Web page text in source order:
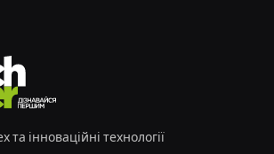
та інноваційні технології